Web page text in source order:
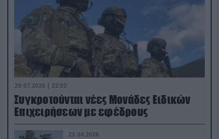
29.07.2026 | 22:02
Συγκροτούνται νέες Μονάδες Ειδικών
Επιχειρήσεων με εφέδρους
23.04.2026